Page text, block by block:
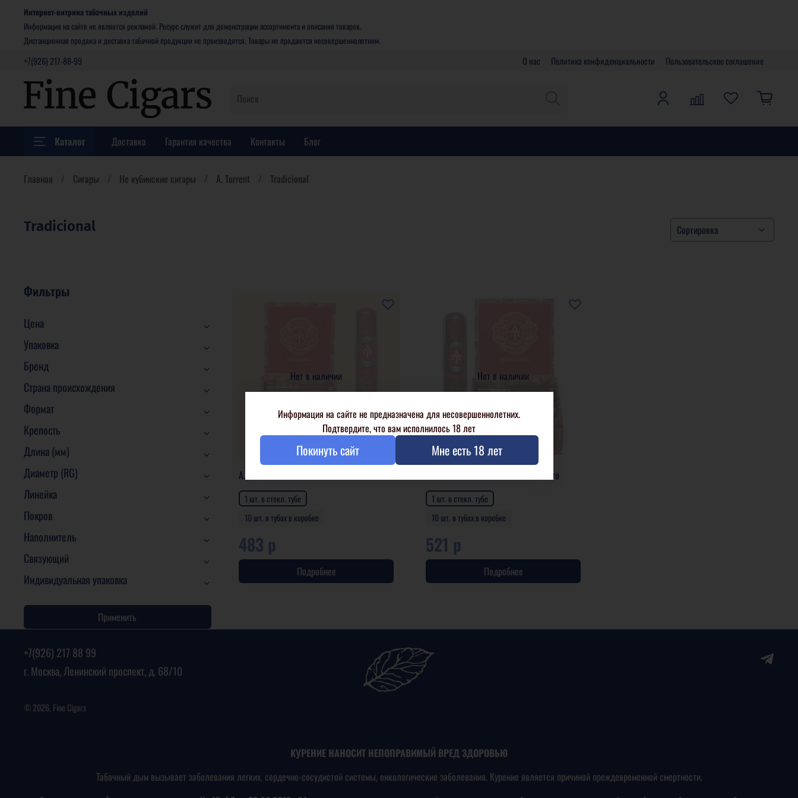
Интернет-витрина табачных изделий
Информация на сайте не является рекламой. Ресурс служит для демонстрации ассортимента и описания товаров.
Дистанционная продажа и доставка табачной продукции не производятся. Товары не продаются несовершеннолетним.
О нас Политика конфиденциальности Пользовательское соглашение
+7(926) 217-88-99
Каталог Доставка Гарантия качества Контакты Блог
Главная Сигары Не кубинские сигары A. Turrent Tradicional
Tradicional
Нет в наличии
A. Turrent Tradicional Corona Maduro
1 шт. в стекл. тубе
10 шт. в тубах в коробке
483 р
Подробнее
Нет в наличии
A. Turrent Tradicional Robusto Maduro
1 шт. в стекл. тубе
10 шт. в тубах в коробке
521 р
Подробнее
Фильтры
Цена
Упаковка
Бренд
Страна происхождения
Формат
Крепость
Длина (мм)
Диаметр (RG)
Линейка
Покров
Наполнитель
Связующий
Индивидуальная упаковка
Применить
+7(926) 217 88 99
г. Москва, Ленинский проспект, д. 68/10
© 2026, Fine Cigars
КУРЕНИЕ НАНОСИТ НЕПОПРАВИМЫЙ ВРЕД ЗДОРОВЬЮ
Табачный дым вызывает заболевания легких, сердечно-сосудистой системы, онкологические заболевания. Курение является причиной преждевременной смертности.
Информация на сайте не предназначена для несовершеннолетних.
Подтвердите, что вам исполнилось 18 лет
Покинуть сайт Мне есть 18 лет